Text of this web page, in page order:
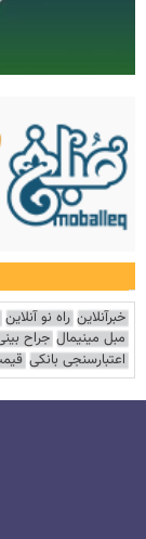
خبرآنلاین راه نو آنلاین
مبل مینیمال جراح
اعتبارسنجی بانکی